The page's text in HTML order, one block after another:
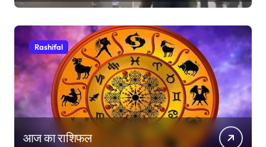
Rashifal
आज का राशिफल